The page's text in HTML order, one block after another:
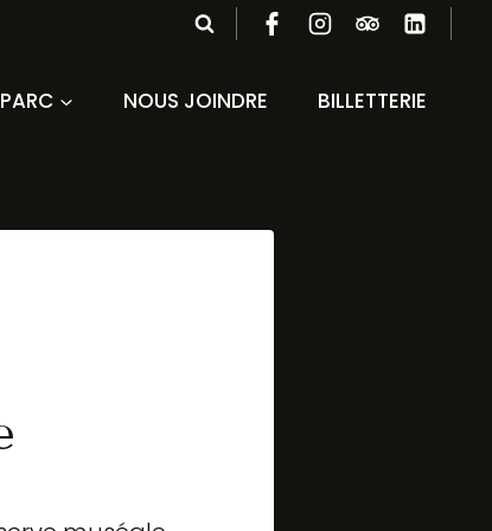
NOUS JOINDRE BILLETTERIE